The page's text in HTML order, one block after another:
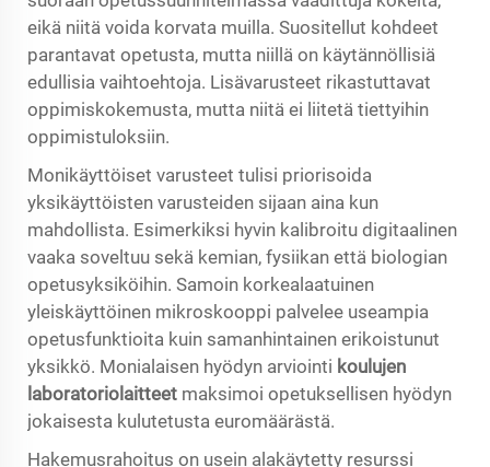
eikä niitä voida korvata muilla. Suositellut kohdeet
parantavat opetusta, mutta niillä on käytännöllisiä
edullisia vaihtoehtoja. Lisävarusteet rikastuttavat
oppimiskokemusta, mutta niitä ei liitetä tiettyihin
oppimistuloksiin.
Monikäyttöiset varusteet tulisi priorisoida
yksikäyttöisten varusteiden sijaan aina kun
mahdollista. Esimerkiksi hyvin kalibroitu digitaalinen
vaaka soveltuu sekä kemian, fysiikan että biologian
opetusyksiköihin. Samoin korkealaatuinen
yleiskäyttöinen mikroskooppi palvelee useampia
opetusfunktioita kuin samanhintainen erikoistunut
yksikkö. Monialaisen hyödyn arviointi koulujen
laboratoriolaitteet maksimoi opetuksellisen hyödyn
jokaisesta kulutetusta euromäärästä.
Hakemusrahoitus on usein alakäytetty resurssi